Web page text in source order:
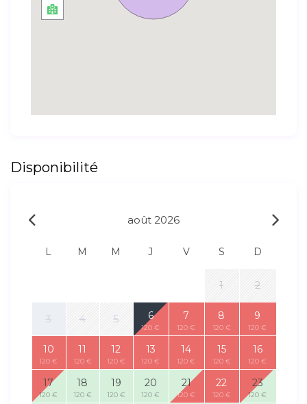
Disponibilité
août 2026
L M M J V S D
1 2
3 4 5 6
120 €
7
120 €
8
120 €
9
120 €
10
120 €
11
120 €
12
120 €
13
120 €
14
120 €
15
120 €
16
120 €
17
120 €
18
120 €
19
120 €
20
120 €
21
120 €
22
120 €
23
120 €